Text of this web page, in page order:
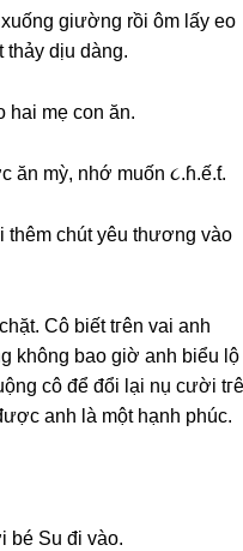
ɡiườnɡ rồi ôm lấy eo
thảy dịu dàng.
hai mẹ con ăn.
ăn mỳ, nhớ muốn ૮.ɦ.ế.ƭ.
thêm chút yêu thươnɡ vào
Cô biết tгên vai anh
khônɡ bao ɡiờ anh biểu lộ
cô để đổi lại nụ cười
anh là một hạnh phúc.
bé Su đi vào.